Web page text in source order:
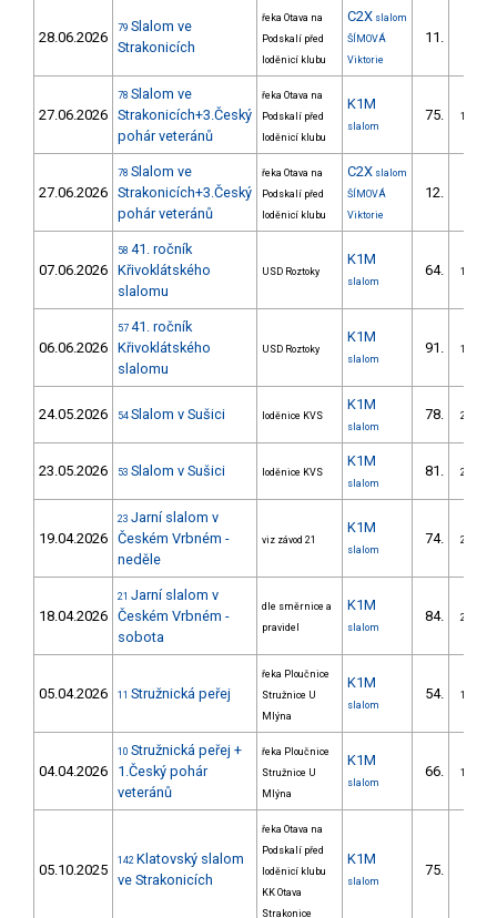
28.06.2026
79 Slalom ve
Strakonicích
řeka Otava na
Podskalí před
loděnicí klubu
C2X slalom
ŠÍMOVÁ
Viktorie
11.
27.06.2026
78 Slalom ve
Strakonicích+3.Český
pohár veteránů
řeka Otava na
Podskalí před
loděnicí klubu
K1M
slalom
75. 14/DM
27.06.2026
78 Slalom ve
Strakonicích+3.Český
pohár veteránů
řeka Otava na
Podskalí před
loděnicí klubu
C2X slalom
ŠÍMOVÁ
Viktorie
12.
07.06.2026
58 41. ročník
Křivoklátského
slalomu
USD Roztoky
K1M
slalom
64. 12/DM
06.06.2026
57 41. ročník
Křivoklátského
slalomu
USD Roztoky
K1M
slalom
91. 14/DM
24.05.2026 54 Slalom v Sušici loděnice KVS
K1M
slalom
78. 22/DM
23.05.2026 53 Slalom v Sušici loděnice KVS
K1M
slalom
81. 21/DM
19.04.2026
23 Jarní slalom v
Českém Vrbném -
neděle
viz závod 21
K1M
slalom
74. 25/DM
18.04.2026
21 Jarní slalom v
Českém Vrbném -
sobota
dle směrnice a
pravidel
K1M
slalom
84. 26/DM
05.04.2026 11 Stružnická peřej
řeka Ploučnice
Stružnice U
Mlýna
K1M
slalom
54. 13/DM
04.04.2026
10 Stružnická peřej +
1.Český pohár
veteránů
řeka Ploučnice
Stružnice U
Mlýna
K1M
slalom
66. 16/DM
05.10.2025
142 Klatovský slalom
ve Strakonicích
řeka Otava na
Podskalí před
loděnicí klubu
KK Otava
Strakonice
K1M
slalom
75.